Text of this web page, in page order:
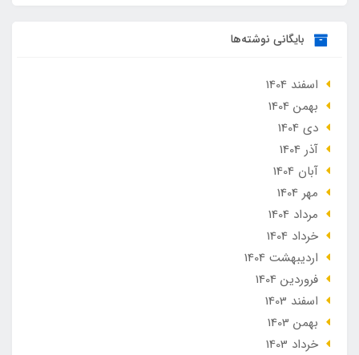
بایگانی نوشته‌ها
اسفند 1404
بهمن 1404
دی 1404
آذر 1404
آبان 1404
مهر 1404
مرداد 1404
خرداد 1404
ارديبهشت 1404
فروردین 1404
اسفند 1403
بهمن 1403
خرداد 1403